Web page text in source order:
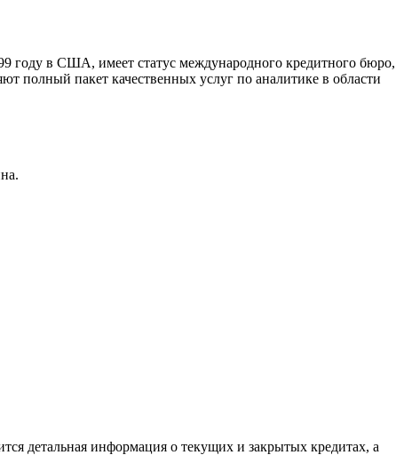
году в США, имеет статус международного кредитного бюро,
полный пакет качественных услуг по аналитике в области
детальная информация о текущих и закрытых кредитах, а